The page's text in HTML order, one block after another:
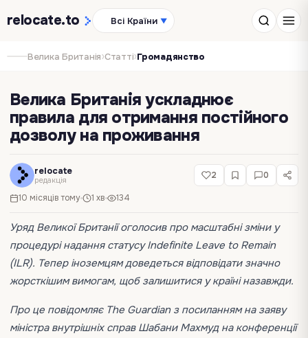
relocate.to Всі Країни ▼
Велика Британія›Статті›Громадянство
Велика Британія ускладнює
правила для отримання постійного
дозволу на проживання
relocate
редакція
10 місяців тому 1 хв 134
2 0
Уряд Великої Британії оголосив про масштабні зміни у
процедурі надання статусу Indefinite Leave to Remain
(ILR). Тепер іноземцям доведеться відповідати значно
жорсткішим вимогам, щоб залишитися у країні назавжди.
Про це повідомляє The Guardian з посиланням на заяву
міністра внутрішніх справ Шабани Махмуд на конференції